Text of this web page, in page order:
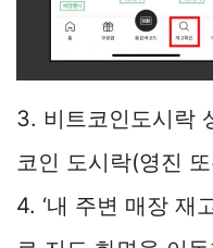
3. 비트코인도시락
코인 도시락(영진
4. ‘내 주변 매장 재